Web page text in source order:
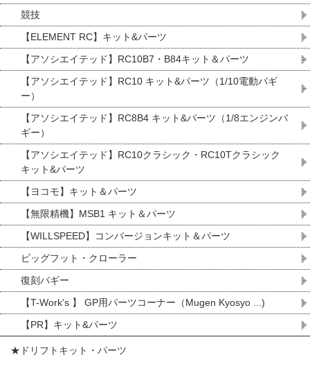
競技
【ELEMENT RC】キット&パーツ
【アソシエイテッド】RC10B7・B84キット＆パーツ
【アソシエイテッド】RC10 キット&パーツ（1/10電動バギ
ー）
【アソシエイテッド】RC8B4 キット&パーツ（1/8エンジンバ
ギー）
【アソシエイテッド】RC10クラシック・RC10Tクラシック
キット&パーツ
【ヨコモ】キット＆パーツ
【無限精機】MSB1 キット＆パーツ
【WILLSPEED】コンバージョンキット＆パーツ
ビッグフット・クローラー
復刻バギー
【T-Work's 】 GP用パーツコーナー（Mugen Kyosyo ...)
【PR】キット&パーツ
★ドリフトキット・パーツ